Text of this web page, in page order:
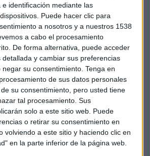
identificación mediante las
Puede hacer clic para
a nosotros y a nuestros 1538
a cabo el procesamiento
De forma alternativa, puede acceder
y cambiar sus preferencias
su consentimiento. Tenga en
de sus datos personales
su consentimiento, pero usted tiene
tal procesamiento. Sus
solo a este sitio web. Puede
o retirar su consentimiento en
volviendo a este sitio y haciendo clic en
en la parte inferior de la página web.
a nuestros boletines
noticias más importantes del día